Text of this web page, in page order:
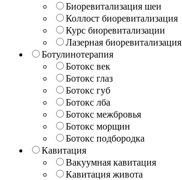
Биоревитализация шеи
Коллост биоревитализация
Курс биоревитализации
Лазерная биоревитализация
Ботулинотерапия
Ботокс век
Ботокс глаз
Ботокс губ
Ботокс лба
Ботокс межбровья
Ботокс морщин
Ботокс подбородка
Кавитация
Вакуумная кавитация
Кавитация живота